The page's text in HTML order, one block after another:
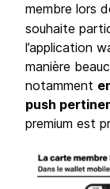
membre lors
souhaite
l’application
manière
notamment
push
premium est